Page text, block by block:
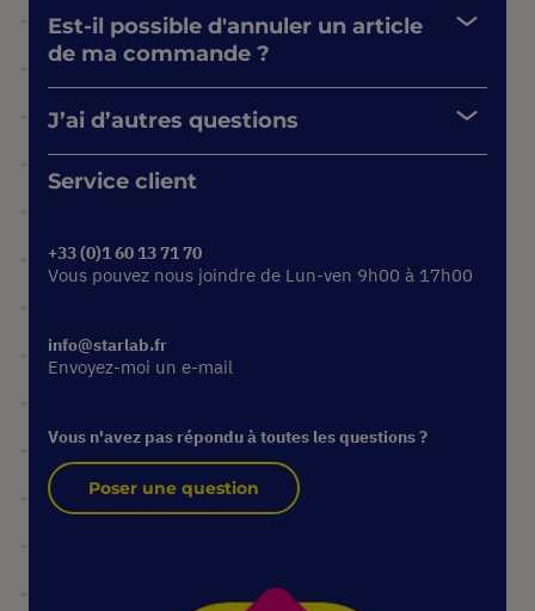
Est-il possible d'annuler un article
de ma commande ?
J’ai d’autres questions
Service client
+33 (0)1 60 13 71 70
Vous pouvez nous joindre de Lun-ven 9h00 à 17h00
info@starlab.fr
Envoyez-moi un e-mail
Vous n'avez pas répondu à toutes les questions ?
Poser une question